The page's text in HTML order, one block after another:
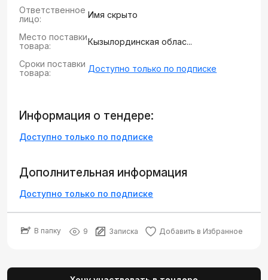
Ответственное
лицо:
Имя скрыто
Место поставки
товара:
Кызылординская облас...
Сроки поставки
товара:
Доступно только по подписке
Информация о тендере:
Доступно только по подписке
Дополнительная информация
Доступно только по подписке
В папку 9 Записка Добавить в Избранное